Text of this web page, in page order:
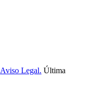
Aviso Legal. Última